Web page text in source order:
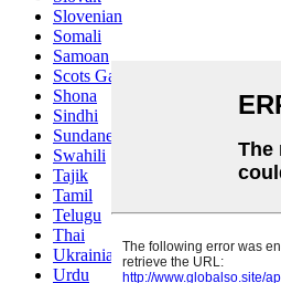
Slovenian
Somali
Samoan
Scots Gaelic
Shona
Sindhi
Sundanese
Swahili
Tajik
Tamil
Telugu
Thai
Ukrainian
Urdu